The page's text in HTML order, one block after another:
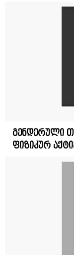
გენდერული
ფიზიკურ